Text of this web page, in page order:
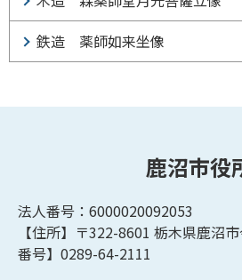
鉄造 薬師如来坐像
鹿沼市役
法人番号：6000020092053
【住所】〒322-8601 栃木県鹿沼
番号】0289-64-2111